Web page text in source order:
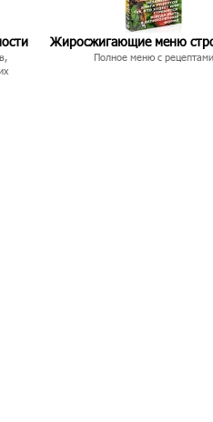
Жиросжигающие меню
Полное меню с рецептами